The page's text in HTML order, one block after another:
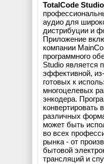
TotalCode
аудио для
дистрибуции и
Приложение
компании
программного
Studio является
эффективной,
готовых к
многоцелевых
энкодера.
конвертировать
различных
может быть
во всех
рынка - от
бытовой
трансляций и